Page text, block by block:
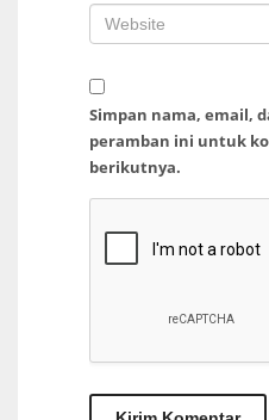
Simpan nama, email,
peramban ini untuk
berikutnya.